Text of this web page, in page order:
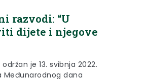
razvodi: “U
dijete i njegove
je 13. svibnja 2022.
Međunarodnog dana